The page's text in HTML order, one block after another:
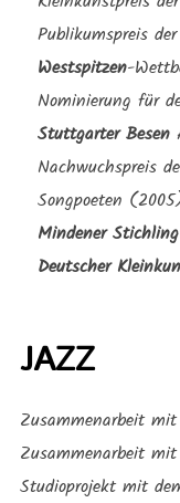
Publikumspreis der
Westspitzen-
Nominierung für
Stuttgarter Besen
Nachwuchspreis
Songpoeten
Mindener Stichling
Deutscher
JAZZ
Zusammenarbeit
Zusammenarbeit
Studioprojekt mit